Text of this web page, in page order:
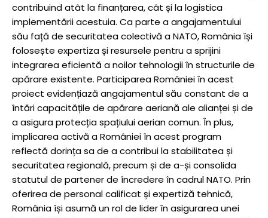
contribuind atât la finanțarea, cât și la logistica
implementării acestuia. Ca parte a angajamentului
său față de securitatea colectivă a NATO, România își
folosește expertiza și resursele pentru a sprijini
integrarea eficientă a noilor tehnologii în structurile de
apărare existente. Participarea României în acest
proiect evidențiază angajamentul său constant de a
întări capacitățile de apărare aeriană ale alianței și de
a asigura protecția spațiului aerian comun. În plus,
implicarea activă a României în acest program
reflectă dorința sa de a contribui la stabilitatea și
securitatea regională, precum și de a-și consolida
statutul de partener de încredere în cadrul NATO. Prin
oferirea de personal calificat și expertiză tehnică,
România își asumă un rol de lider în asigurarea unei